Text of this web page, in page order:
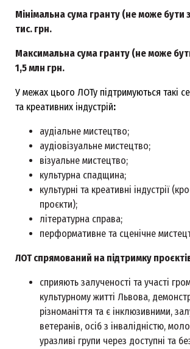
Мінімальна сума гранту (не може
тис. грн.
Максимальна сума гранту (не може
1,5 млн грн.
У межах цього ЛОТу підтримуються такі
та креативних індустрій:
аудіальне мистецтво;
аудіовізуальне мистецтво;
візуальне мистецтво;
культурна спадщина;
культурні та креативні індустрії
проєкти);
літературна справа;
перформативне та сценічне
ЛОТ спрямований на підтримку
сприяють залученості та участі
культурному житті Львова,
різноманіття та є інклюзивними,
ветеранів, осіб з інвалідністю,
уразливі групи через доступні та